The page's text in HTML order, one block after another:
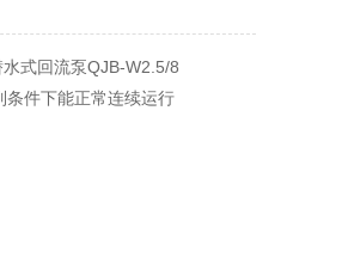
式回流泵QJB-W2.5/8
件下能正常连续运行